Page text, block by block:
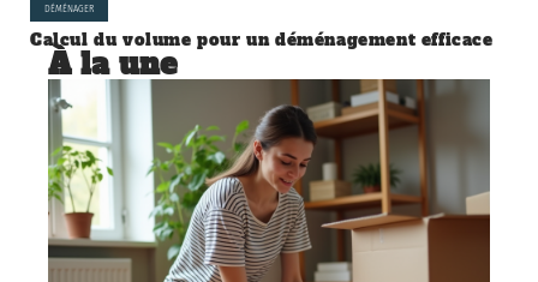
DÉMÉNAGER
Calcul du volume pour un déménagement efficace
À la une